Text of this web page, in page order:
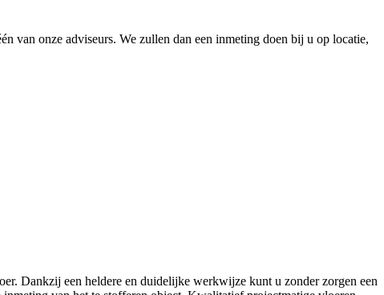
van onze adviseurs. We zullen dan een inmeting doen bij u op locatie,
Dankzij een heldere en duidelijke werkwijze kunt u zonder zorgen een